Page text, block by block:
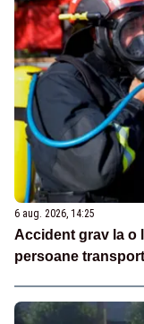
6 aug. 2026, 14:25
Accident grav la o
persoane